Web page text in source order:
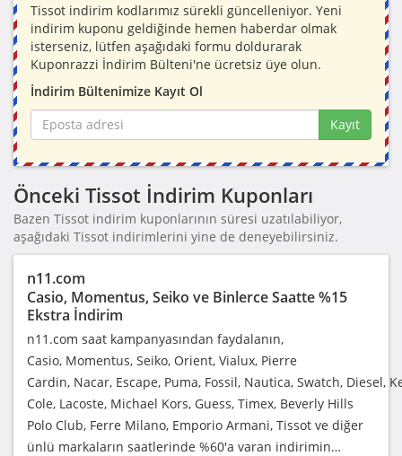
Tissot indirim kodlarımız sürekli güncelleniyor. Yeni
indirim kuponu geldiğinde hemen haberdar olmak
isterseniz, lütfen aşağıdaki formu doldurarak
Kuponrazzi İndirim Bülteni'ne ücretsiz üye olun.
İndirim Bültenimize Kayıt Ol
Kayıt
Önceki Tissot İndirim Kuponları
Bazen Tissot indirim kuponlarının süresi uzatılabiliyor,
aşağıdaki Tissot indirimlerini yine de deneyebilirsiniz.
n11.com
Casio, Momentus, Seiko ve Binlerce Saatte %15
Ekstra İndirim
n11.com saat kampanyasından faydalanın,
Casio, Momentus, Seiko, Orient, Vialux, Pierre
Cardin, Nacar, Escape, Puma, Fossil, Nautica, Swatch, Diesel,
Cole, Lacoste, Michael Kors, Guess, Timex, Beverly Hills
Polo Club, Ferre Milano, Emporio Armani, Tissot ve diğer
ünlü markaların saatlerinde %60'a varan indirimin…